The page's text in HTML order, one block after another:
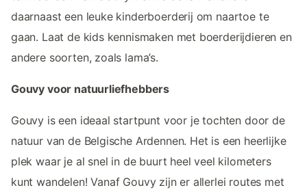
daarnaast een leuke kinderboerderij om naartoe te
gaan. Laat de kids kennismaken met boerderijdieren en
andere soorten, zoals lama’s.
Gouvy voor natuurliefhebbers
Gouvy is een ideaal startpunt voor je tochten door de
natuur van de Belgische Ardennen. Het is een heerlijke
plek waar je al snel in de buurt heel veel kilometers
kunt wandelen! Vanaf Gouvy zijn er allerlei routes met